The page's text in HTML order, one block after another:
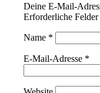
Deine E-Mail-
Erforderliche
Name *
E-Mail-Adresse *